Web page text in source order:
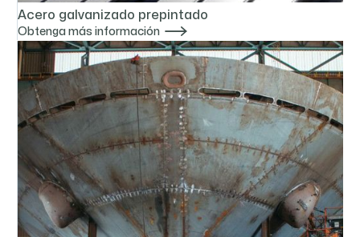
Acero galvanizado prepintado
Obtenga más información 